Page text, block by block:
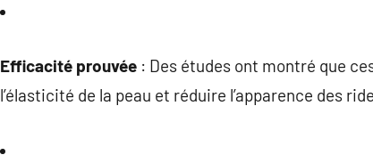
Efficacité prouvée : Des études ont montré que
l’élasticité de la peau et réduire l’apparence des